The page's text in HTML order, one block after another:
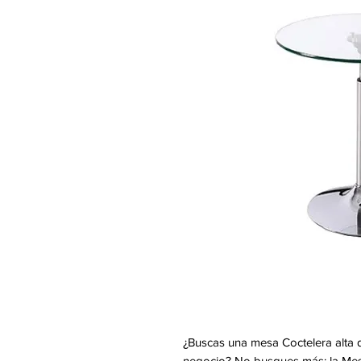
¿Buscas una mesa Coctelera